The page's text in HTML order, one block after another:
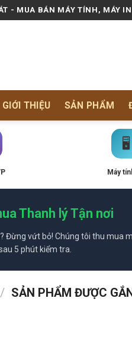
- MUA BÁN MÁY TÍNH, MÁY
GIỚI THIỆU SẢN PHẨM
🖥️
Máy
Thanh lý Tận nơi
Đừng vứt bỏ! Chúng tôi thu mua
5 phút kiểm tra.
/ SẢN PHẨM ĐƯỢC